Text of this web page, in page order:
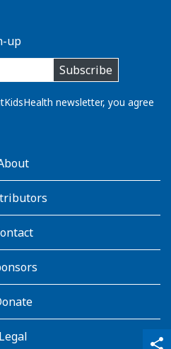
share
qr_code_scanner
content_copy
up
Subscribe
newsletter, you agree
Legal